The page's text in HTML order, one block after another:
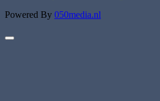
Powered By 050media.nl